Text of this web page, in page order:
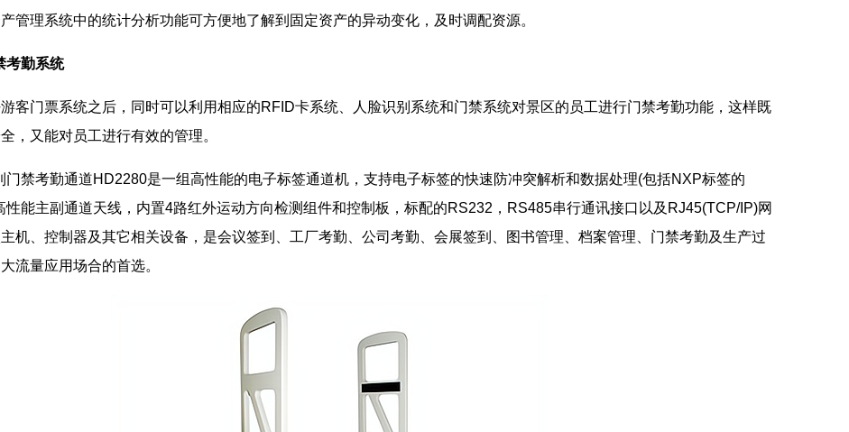
管理系统中的统计分析功能可方便地了解到固定资产的异动变化，及时调配资源。
考勤系统
门票系统之后，同时可以利用相应的RFID卡系统、人脸识别系统和门禁系统对景区的员工进行门禁考勤功能，这样既
，又能对员工进行有效的管理。
门禁考勤通道HD2280是一组高性能的电子标签通道机，支持电子标签的快速防冲突解析和数据处理(包括NXP标签的
性能主副通道天线，内置4路红外运动方向检测组件和控制板，标配的RS232，RS485串行通讯接口以及RJ45(TCP/IP)网
机、控制器及其它相关设备，是会议签到 、工厂考勤、公司考勤、会展签到、 图书管理 档案管理 、门禁考勤及生产过
流量应用场合的首选。